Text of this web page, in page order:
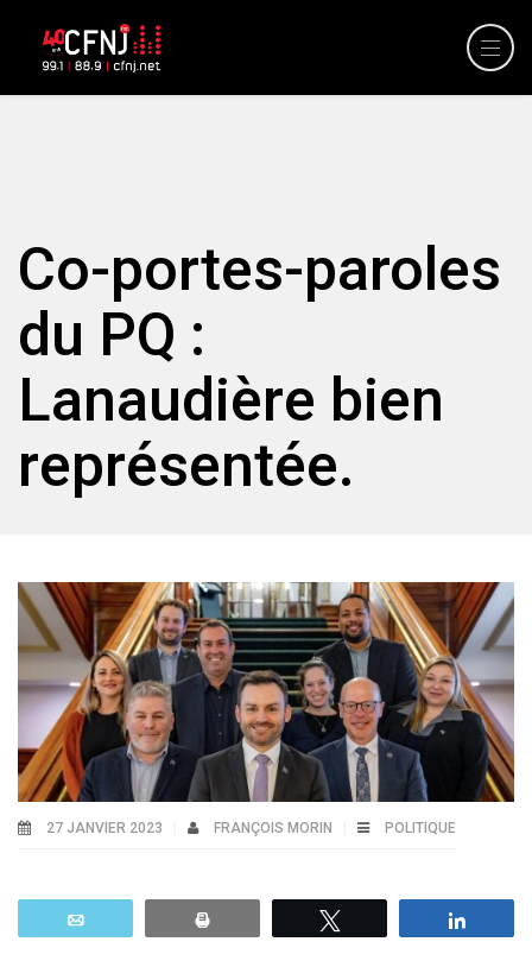
Co-portes-paroles
du PQ :
Lanaudière bien
représentée.
27 JANVIER 2023 FRANÇOIS MORIN POLITIQUE